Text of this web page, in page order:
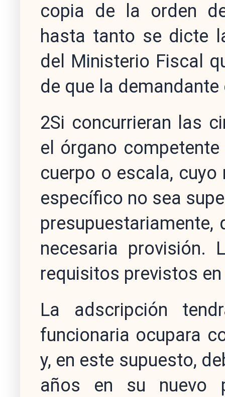
copia de la orden
hasta tanto se dicte
del Ministerio Fiscal
de que la
2Si concurrieran las
el órgano
cuerpo o escala,
específico no sea
necesaria provisión.
requisitos previstos
La adscripción
funcionaria ocupara
y, en este supuesto,
años en su nuevo